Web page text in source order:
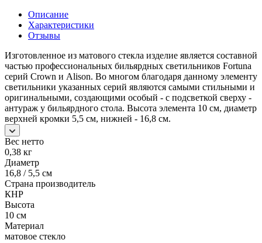
Описание
Характеристики
Отзывы
Изготовленное из матового стекла изделие является составной
частью профессиональных бильярдных светильников Fortuna
серий Crown и Alison. Во многом благодаря данному элементу
светильники указанных серий являются самыми стильными и
оригинальными, создающими особый - с подсветкой сверху -
антураж у бильярдного стола. Высота элемента 10 см, диаметр
верхней кромки 5,5 см, нижней - 16,8 см.
Вес нетто
0,38 кг
Диаметр
16,8 / 5,5 см
Страна производитель
КНР
Высота
10 см
Материал
матовое стекло